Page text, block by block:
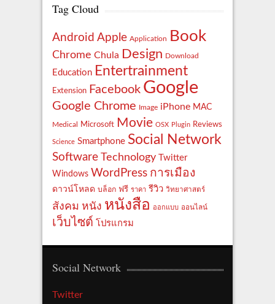
Tag Cloud
Android Apple Application Book
Chrome Chula Design Download
Education Entertrainment
Extension Facebook Google
Google Chrome Image iPhone MAC
Medical Microsoft Movie OSX Plugin Reviews
Science Smartphone Social Network
Software Technology
Twitter
Windows WordPress การเมือง
ดาวน์โหลด บล็อก ฟรี ราคา รีวิว วิทยาศาสตร์
สังคม หนัง หนังสือ ออกแบบ ออนไลน์
เว็บไซต์ โปรแกรม
Social Network
Twitter